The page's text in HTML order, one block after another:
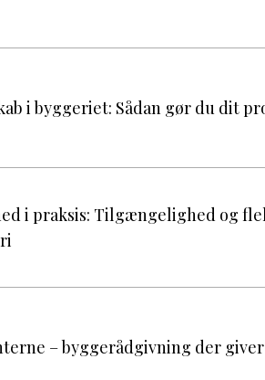
i byggeriet: Sådan gør du dit
i praksis: Tilgængelighed og
– byggerådgivning der